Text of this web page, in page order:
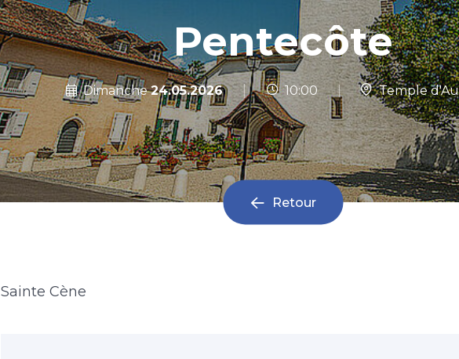
Pentecôte
Dimanche24.05.2026 | 10:00 | Temple
Retour
Sainte Cène